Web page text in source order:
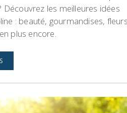
Découvrez les meilleures idées
: beauté, gourmandises,
plus encore.